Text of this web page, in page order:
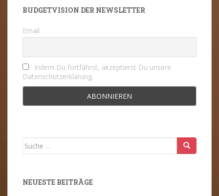
BUDGETVISION DER NEWSLETTER
Email
Indem Du fortfährst, akzeptierst Du unsere
Datenschutzerklärung.
Suche
NEUESTE BEITRÄGE